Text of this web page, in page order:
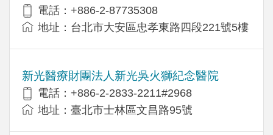
電話：+886-2-87735308
地址：台北市大安區忠孝東路四段221號5樓
新光醫療財團法人新光吳火獅紀念醫院
電話：+886-2-2833-2211#2968
地址：臺北市士林區文昌路95號